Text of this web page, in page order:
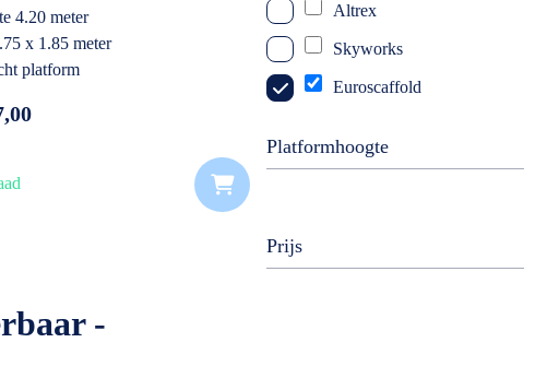
4.20 meter
x 1.85 meter
platform
-
Altrex
Skyworks
Euroscaffold
Platformhoogte
Prijs